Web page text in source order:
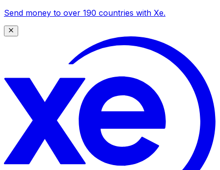
Send money to over 190 countries with Xe.